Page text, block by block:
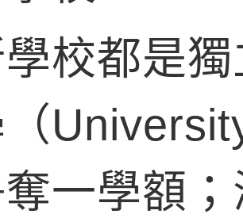
校都是
一學額